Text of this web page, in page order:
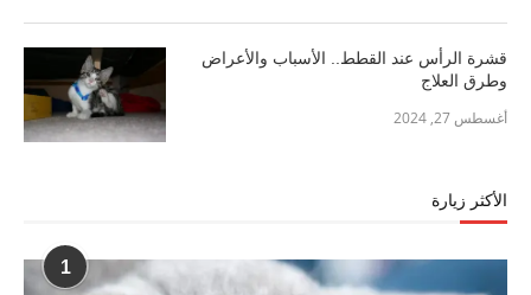
قشرة الرأس عند القطط.. الأسباب والأعراض
وطرق العلاج
أغسطس 27, 2024
الأكثر زيارة
1